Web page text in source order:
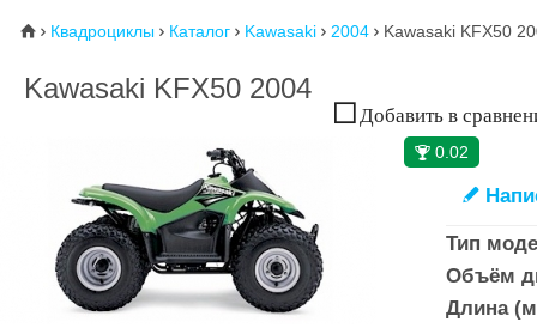
⌂  Квадроциклы  Каталог  Kawasaki  2004  Kawasaki KFX50
Kawasaki KFX50 2004
Добавить в
🏆 0.02
✎
Тип
Объём
Длина